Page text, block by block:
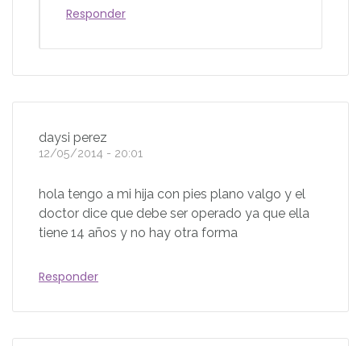
Responder
daysi perez
12/05/2014 - 20:01
hola tengo a mi hija con pies plano valgo y el
doctor dice que debe ser operado ya que ella
tiene 14 años y no hay otra forma
Responder